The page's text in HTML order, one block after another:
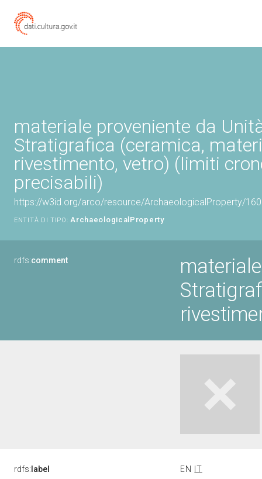
materiale proveniente da
Stratigrafica (ceramica,
rivestimento, vetro) (limiti
precisabili)
https://w3id.org/arco/resource/ArchaeologicalProperty/
ENTITÀ DI TIPO: ArchaeologicalProperty
rdfs:comment
rdfs: label EN IT